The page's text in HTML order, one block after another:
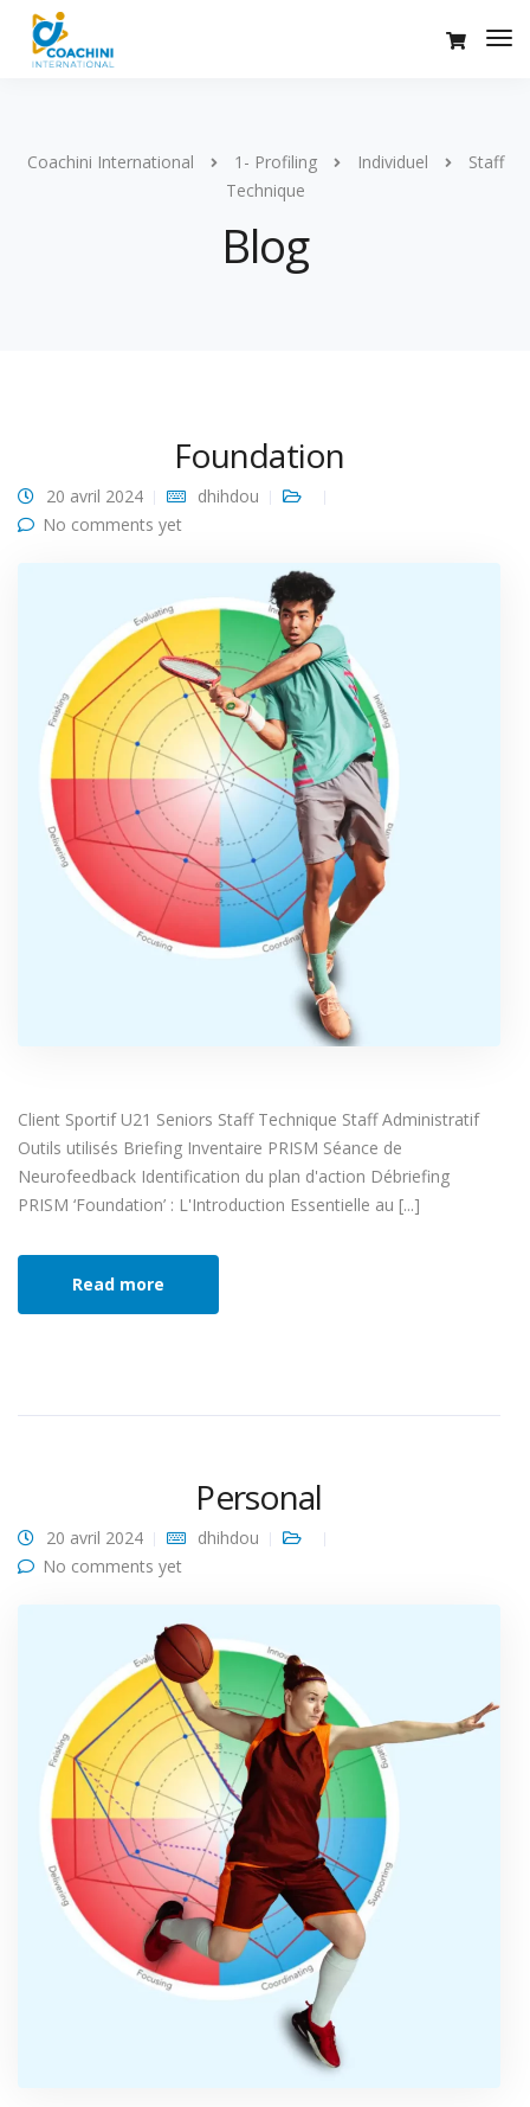
Coachini International 1- Profiling Individuel
Staff
Technique
Blog
Foundation
20 avril 2024
dhihdou
No comments yet
Client Sportif U21 Seniors Staff Technique Staff Administratif
Outils utilisés Briefing Inventaire PRISM Séance de
Neurofeedback Identification du plan d'action Débriefing
PRISM ‘Foundation’ : L'Introduction Essentielle au [...]
Read more
Personal
20 avril 2024
dhihdou
No comments yet